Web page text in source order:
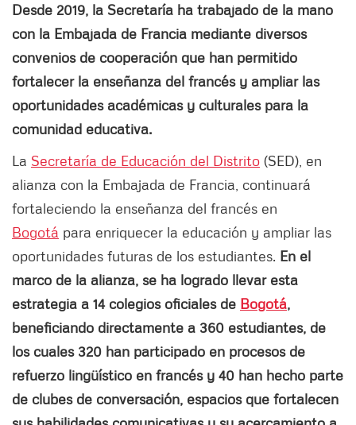
Desde 2019, la Secretaría ha trabajado de la mano
con la Embajada de Francia mediante diversos
convenios de cooperación que han permitido
fortalecer la enseñanza del francés y ampliar las
oportunidades académicas y culturales para la
comunidad educativa.
La Secretaría de Educación del Distrito (SED), en
alianza con la Embajada de Francia, continuará
fortaleciendo la enseñanza del francés en
Bogotá para enriquecer la educación y ampliar las
oportunidades futuras de los estudiantes. En el
marco de la alianza, se ha logrado llevar esta
estrategia a 14 colegios oficiales de Bogotá,
beneficiando directamente a 360 estudiantes, de
los cuales 320 han participado en procesos de
refuerzo lingüístico en francés y 40 han hecho parte
de clubes de conversación, espacios que fortalecen